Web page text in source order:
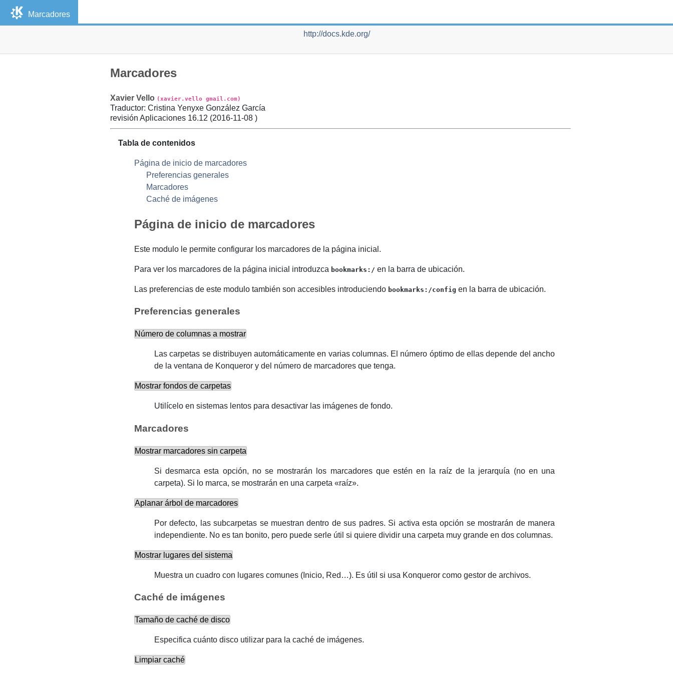
Marcadores
http://docs.kde.org/
Marcadores
Xavier Vello (xavier.vello gmail.com)
Traductor: Cristina Yenyxe González García
revisión Aplicaciones 16.12 (2016-11-08 )
Tabla de contenidos
Página de inicio de marcadores
Preferencias generales
Marcadores
Caché de imágenes
Página de inicio de marcadores
Este modulo le permite configurar los marcadores de la página inicial.
Para ver los marcadores de la página inicial introduzca bookmarks:/ en la barra de ubicación.
Las preferencias de este modulo también son accesibles introduciendo bookmarks:/config en la barra de ubicación.
Preferencias generales
Número de columnas a mostrar
Las carpetas se distribuyen automáticamente en varias columnas. El número óptimo de ellas depende del ancho
de la ventana de Konqueror y del número de marcadores que tenga.
Mostrar fondos de carpetas
Utilícelo en sistemas lentos para desactivar las imágenes de fondo.
Marcadores
Mostrar marcadores sin carpeta
Si desmarca esta opción, no se mostrarán los marcadores que estén en la raíz de la jerarquía (no en una
carpeta). Si lo marca, se mostrarán en una carpeta «raíz».
Aplanar árbol de marcadores
Por defecto, las subcarpetas se muestran dentro de sus padres. Si activa esta opción se mostrarán de manera
independiente. No es tan bonito, pero puede serle útil si quiere dividir una carpeta muy grande en dos columnas.
Mostrar lugares del sistema
Muestra un cuadro con lugares comunes (Inicio, Red…). Es útil si usa Konqueror como gestor de archivos.
Caché de imágenes
Tamaño de caché de disco
Especifica cuánto disco utilizar para la caché de imágenes.
Limpiar caché